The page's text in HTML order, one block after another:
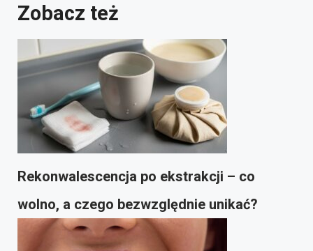
Zobacz też
Rekonwalescencja po ekstrakcji – co
wolno, a czego bezwzględnie unikać?